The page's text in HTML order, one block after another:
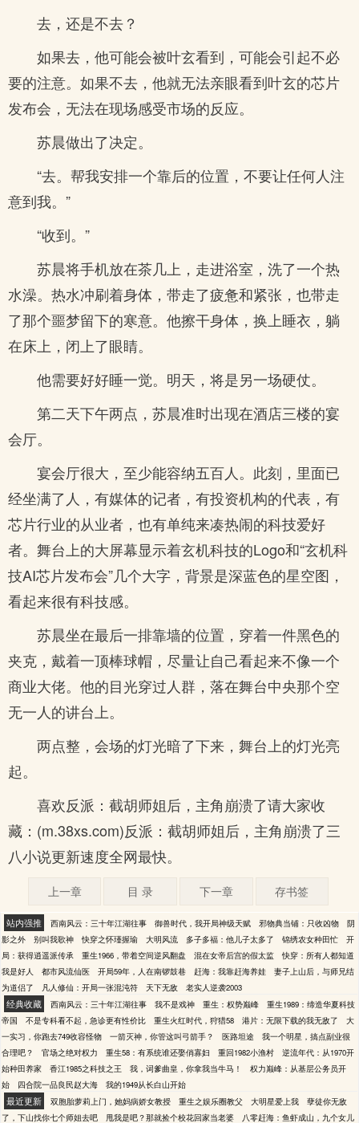
去，还是不去？
如果去，他可能会被叶玄看到，可能会引起不必
要的注意。如果不去，他就无法亲眼看到叶玄的芯片
发布会，无法在现场感受市场的反应。
苏晨做出了决定。
“去。帮我安排一个靠后的位置，不要让任何人注
意到我。”
“收到。”
苏晨将手机放在茶几上，走进浴室，洗了一个热
水澡。热水冲刷着身体，带走了疲惫和紧张，也带走
了那个噩梦留下的寒意。他擦干身体，换上睡衣，躺
在床上，闭上了眼睛。
他需要好好睡一觉。明天，将是另一场硬仗。
第二天下午两点，苏晨准时出现在酒店三楼的宴
会厅。
宴会厅很大，至少能容纳五百人。此刻，里面已
经坐满了人，有媒体的记者，有投资机构的代表，有
芯片行业的从业者，也有单纯来凑热闹的科技爱好
者。舞台上的大屏幕显示着玄机科技的Logo和“玄机科
技AI芯片发布会”几个大字，背景是深蓝色的星空图，
看起来很有科技感。
苏晨坐在最后一排靠墙的位置，穿着一件黑色的
夹克，戴着一顶棒球帽，尽量让自己看起来不像一个
商业大佬。他的目光穿过人群，落在舞台中央那个空
无一人的讲台上。
两点整，会场的灯光暗了下来，舞台上的灯光亮
起。
喜欢反派：截胡师姐后，主角崩溃了请大家收
藏：(m.38xs.com)反派：截胡师姐后，主角崩溃了三
八小说更新速度全网最快。
上一章 目 录 下一章 存书签
站内强推 西南风云：三十年江湖往事 御兽时代，我开局神级天赋 邪物典当铺：只收凶物
阴
影之外
别叫我歌神 快穿之怀瑾握瑜 大明风流 多子多福：他儿子太多了 锦绣农女种田忙
开
局：获得逍遥派传承
重生1966，带着空间逆风翻盘 混在女帝后宫的假太监
快穿：所有人都知道
我是好人
都市风流仙医 开局59年，人在南锣鼓巷 赶海：我靠赶海养娃
妻子上山后，与师兄结
为道侣了
凡人修仙：开局一张混沌符 天下无敌 老实人逆袭2003
经典收藏 西南风云：三十年江湖往事 我不是戏神 重生：权势巅峰
重生1989：缔造华夏科技
帝国
不是专科看不起，急诊更有性价比 重生火红时代，狩猎58 港片：无限下载的我无敌了
大
一实习，你跑去749收容怪物
一箭灭神，你管这叫弓箭手？ 医路坦途
我一个明星，搞点副业很
合理吧？
官场之绝对权力 重生58：有系统谁还娶俏寡妇 重回1982小渔村
逆流年代：从1970开
始种田养家
香江1985之科技之王 我，词爹曲皇，你拿我当牛马！
权力巅峰：从基层公务员开
始
四合院一品良民赵大海 我的1949从长白山开始
最近更新 双胞胎萝莉上门，她妈病娇女教授 重生之娱乐圈教父 大明星爱上我
孽徒你无敌
了，下山找你七个师姐去吧
甩我是吧？那就捡个校花回家当老婆 八零赶海：鱼虾成山，九个女儿